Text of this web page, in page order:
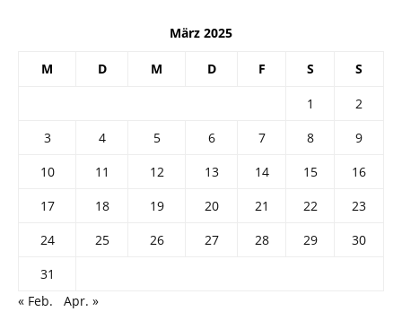
März 2025
M D M D F S S
1
2
3
4 5 6 7 8
9
10
11 12 13 14 15
16
17
18 19 20 21 22
23
24
25 26 27 28 29
30
31
« Feb.
Apr. »